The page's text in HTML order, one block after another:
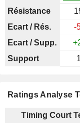
Résistance
Ecart / Rés.
-
Ecart / Supp.
Support
Ratings Analyse
Timing Court